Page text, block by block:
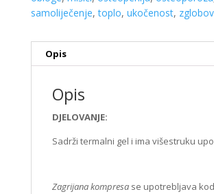
samoliječenje,toplo, ukočenost,
Opis
Opis
DJELOVANJE:
Sadrži termalni gel i ima višestruku
Zagrijana kompresase upotrebljava